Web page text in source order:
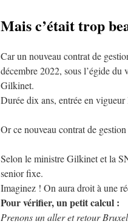
Mais c’était trop
Car un nouveau contrat de
décembre 2022, sous l’égide
Gilkinet.
Durée dix ans, entrée en vigueur
Or ce nouveau contrat de
Selon le ministre Gilkinet et la
senior fixe.
Imaginez ! On aura droit à une
Pour vérifier, un petit calcul :
Prenons un aller et retour